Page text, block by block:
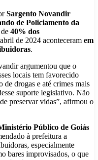
Sargento Novandir
de Policiamento da
40% dos
de 2024 aconteceram em
.
argumentou que o
locais tem favorecido
de drogas e até crimes mais
suporte legislativo. Não
preservar vidas”, afirmou o
Público de Goiás
à prefeitura a
especialmente
bares improvisados, o que